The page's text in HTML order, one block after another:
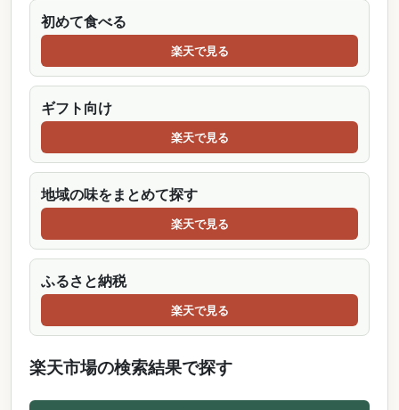
初めて食べる
楽天で見る
ギフト向け
楽天で見る
地域の味をまとめて探す
楽天で見る
ふるさと納税
楽天で見る
楽天市場の検索結果で探す